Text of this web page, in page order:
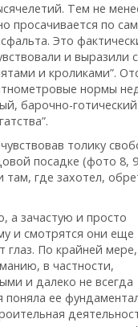
Тем не
просачивается по
Это
и выразили
и кроликами”.
нормы
барочно-
толику
посадке (фото 8,
где захотел,
а зачастую и просто
и смотрятся они еще
По крайней
в частности,
и далеко не всегда
ее